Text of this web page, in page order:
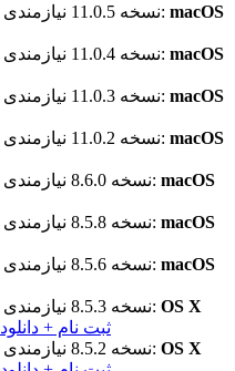
نسخه 11.0.5نیازمندی سیستم: macOS
نسخه 11.0.4نیازمندی سیستم: macOS
نسخه 11.0.3نیازمندی سیستم: macOS
نسخه 11.0.2نیازمندی سیستم: macOS
نسخه 8.6.0نیازمندی سیستم: macOS
نسخه 8.5.8نیازمندی سیستم: macOS
نسخه 8.5.6نیازمندی سیستم: macOS
نسخه 8.5.3نیازمندی سیستم: OS X
ثبت نام + دانلود
نسخه 8.5.2نیازمندی سیستم: OS X